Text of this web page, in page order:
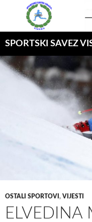
SPORTSKI SAVEZ
OSTALI SPORTOVI , VIJESTI
ELVEDINA